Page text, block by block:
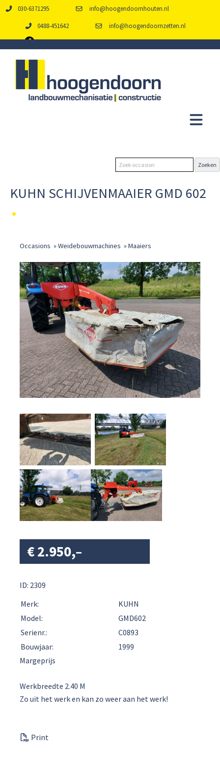
030-6371295 info@hoogendoornhouten.nl
0488-451642 info@hoogendoornzetten.nl
KUHN SCHIJVENMAAIER GMD 602
Occasions »Weidebouwmachines »Maaiers
€2.950,–
ID: 2309
Merk:
KUHN
Model:
GMD602
Serienr.:
C0893
Bouwjaar:
1999
Margeprijs
Werkbreedte 2.40 M
Zo uit het werk en kan zo weer aan het werk!
Print